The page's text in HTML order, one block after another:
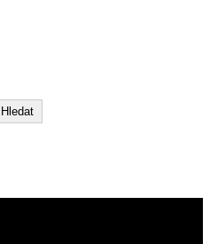
Hledat